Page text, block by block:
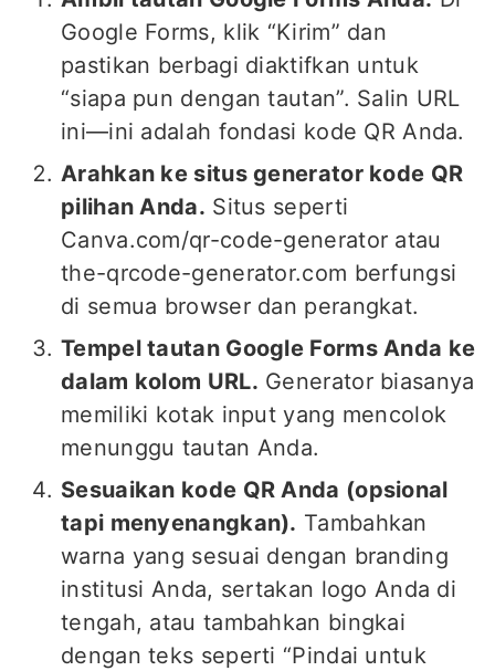
Google Forms, klik “Kirim” dan
pastikan berbagi diaktifkan untuk
“siapa pun dengan tautan”. Salin URL
ini—ini adalah fondasi kode QR Anda.
Arahkan ke situs generator kode QR
pilihan Anda. Situs seperti
Canva.com/qr-code-generator atau
the-qrcode-generator.com berfungsi
di semua browser dan perangkat.
Tempel tautan Google Forms Anda ke
dalam kolom URL. Generator biasanya
memiliki kotak input yang mencolok
menunggu tautan Anda.
Sesuaikan kode QR Anda (opsional
tapi menyenangkan). Tambahkan
warna yang sesuai dengan branding
institusi Anda, sertakan logo Anda di
tengah, atau tambahkan bingkai
dengan teks seperti “Pindai untuk